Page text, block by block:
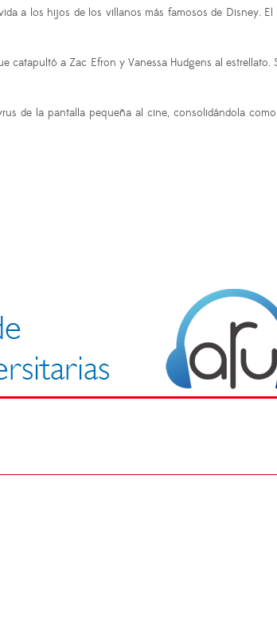
a los hijos de los villanos más famosos de Disney.
a Zac Efron y Vanessa Hudgens al
de la pantalla pequeña al cine, consolidándola